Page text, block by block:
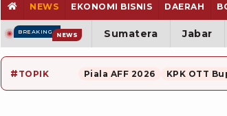
NEWS EKONOMI BISNIS DAERAH
BREAKING NEWS Sumatera Jabar
# TOPIK Piala AFF 2026 KPK OTT